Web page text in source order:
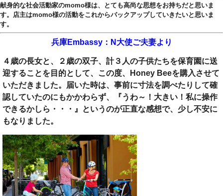
献身的な社会活動家のmomo様は、とても高尚な思想をお持ちだと思いま
す。店主はmomo様の活動をこれからバックアップしていきたいと思いま
す。
兵庫Embassy：N大使ご夫妻より
４歳の長女と、２歳の双子、計３人の子供たちを保育園に送
迎することを目的として、この度、Honey Beeを購入させて
いただきました。届いた時は、事前に寸法を調べたりして確
認していたのにもかかわらず、『うわ～！大きい！私に操作
できるかしら・・・』というのが正直な感想で、少し不安に
もなりました。